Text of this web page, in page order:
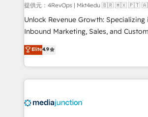
提供元：4RevOps | Mkt4edu 🇧🇷 🇲🇽
Unlock Revenue Growth: Specializing
Inbound Marketing, Sales, and Customer
specialize in driving revenue growth
across industries through tailored
and customer success strategies,
methodologies. As Latin America's
offer unparalleled insights. Operating in five
Elite4.9